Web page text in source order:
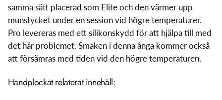
samma sätt placerad som Elite och den värmer upp
munstycket under en session vid högre temperaturer.
Pro levereras med ett silikonskydd för att hjälpa till med
det här problemet. Smaken i denna ånga kommer också
att försämras med tiden vid den högre temperaturen.
Handplockat relaterat innehåll: